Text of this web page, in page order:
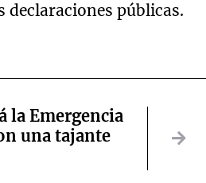
declaraciones públicas.
la Emergencia
una tajante